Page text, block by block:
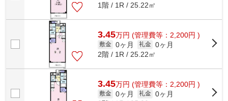
1階 / 1R / 25.22㎡
3.45万円 (管理費等：2,200円 )
敷金 0ヶ月 礼金 0ヶ月
2階 / 1R / 25.22㎡
3.45万円 (管理費等：2,200円 )
敷金 0ヶ月 礼金 0ヶ月